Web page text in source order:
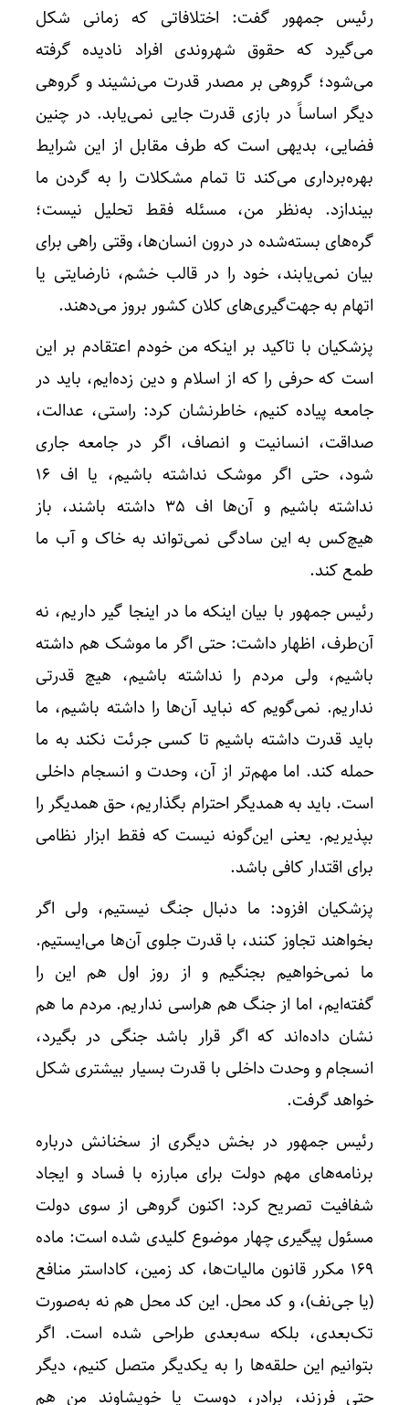
رئیس جمهور گفت: اختلافاتی که زمانی شکل
می‌گیرد که حقوق شهروندی افراد نادیده گرفته
می‌شود؛ گروهی بر مصدر قدرت می‌نشیند و گروهی
دیگر اساساً در بازی قدرت جایی نمی‌یابد. در چنین
فضایی، بدیهی است که طرف مقابل از این شرایط
بهره‌برداری می‌کند تا تمام مشکلات را به گردن ما
بیندازد. به‌نظر من، مسئله فقط تحلیل نیست؛
گره‌های بسته‌شده در درون انسان‌ها، وقتی راهی برای
بیان نمی‌یابند، خود را در قالب خشم، نارضایتی یا
اتهام به جهت‌گیری‌های کلان کشور بروز می‌دهند.
پزشکیان با تاکید بر اینکه من خودم اعتقادم بر این
است که حرفی را که از اسلام و دین زده‌ایم، باید در
جامعه پیاده کنیم، خاطرنشان کرد: راستی، عدالت،
صداقت، انسانیت و انصاف، اگر در جامعه جاری
شود، حتی اگر موشک نداشته باشیم، یا اف ۱۶
نداشته باشیم و آن‌ها اف ۳۵ داشته باشند، باز
هیچ‌کس به این سادگی نمی‌تواند به خاک و آب ما
طمع کند.
رئیس جمهور با بیان اینکه ما در اینجا گیر داریم، نه
آن‌طرف، اظهار داشت: حتی اگر ما موشک هم داشته
باشیم، ولی مردم را نداشته باشیم، هیچ قدرتی
نداریم. نمی‌گویم که نباید آن‌ها را داشته باشیم، ما
باید قدرت داشته باشیم تا کسی جرئت نکند به ما
حمله کند. اما مهم‌تر از آن، وحدت و انسجام داخلی
است. باید به همدیگر احترام بگذاریم، حق همدیگر را
بپذیریم. یعنی این‌گونه نیست که فقط ابزار نظامی
برای اقتدار کافی باشد.
پزشکیان افزود: ما دنبال جنگ نیستیم، ولی اگر
بخواهند تجاوز کنند، با قدرت جلوی آن‌ها می‌ایستیم.
ما نمی‌خواهیم بجنگیم و از روز اول هم این را
گفته‌ایم، اما از جنگ هم هراسی نداریم. مردم ما هم
نشان داده‌اند که اگر قرار باشد جنگی در بگیرد،
انسجام و وحدت داخلی با قدرت بسیار بیشتری شکل
خواهد گرفت.
رئیس جمهور در بخش دیگری از سخنانش درباره
برنامه‌های مهم دولت برای مبارزه با فساد و ایجاد
شفافیت تصریح کرد: اکنون گروهی از سوی دولت
مسئول پیگیری چهار موضوع کلیدی شده است: ماده
۱۶۹ مکرر قانون مالیات‌ها، کد زمین، کاداستر منافع
(یا جی‌نف)، و کد محل. این کد محل هم نه به‌صورت
تک‌بعدی، بلکه سه‌بعدی طراحی شده است. اگر
بتوانیم این حلقه‌ها را به یکدیگر متصل کنیم، دیگر
حتی فرزند، برادر، دوست یا خویشاوند من هم